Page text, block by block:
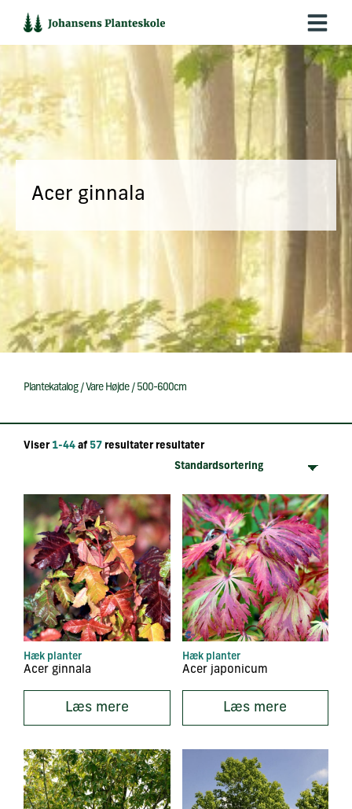
indholdet
Acer ginnala
Plantekatalog/Vare Højde/ 500-600cm
Viser1-44 af 57 resultater resultater
Hæk planter
Acer ginnala
Læs mere
Hæk planter
Acer japonicum
Læs mere